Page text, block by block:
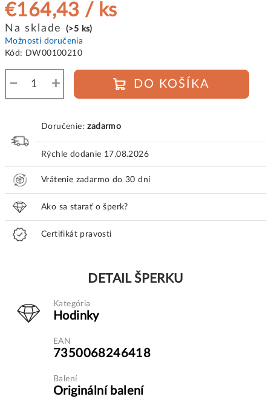
€164,43 / ks
Jednotková
cena:
Na sklade
(>5 ks)
Možnosti doručenia
Kód: DW00100210
+
− DO KOŠÍKA
Doručenie:zadarmo
Rýchle dodanie 17.08.2026
Vrátenie zadarmo do 30 dní
Ako sa starať o šperk?
Certifikát pravosti
DETAIL ŠPERKU
Kategória
Hodinky
EAN
7350068246418
Balení
Originální balení